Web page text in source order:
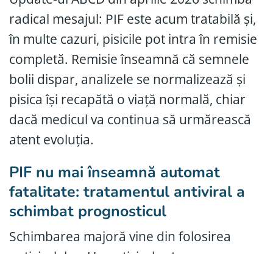
radical mesajul: PIF este acum tratabilă și,
în multe cazuri, pisicile pot intra în remisie
completă. Remisie înseamnă că semnele
bolii dispar, analizele se normalizează și
pisica își recapătă o viață normală, chiar
dacă medicul va continua să urmărească
atent evoluția.
PIF nu mai înseamnă automat
fatalitate: tratamentul antiviral a
schimbat prognosticul
Schimbarea majoră vine din folosirea